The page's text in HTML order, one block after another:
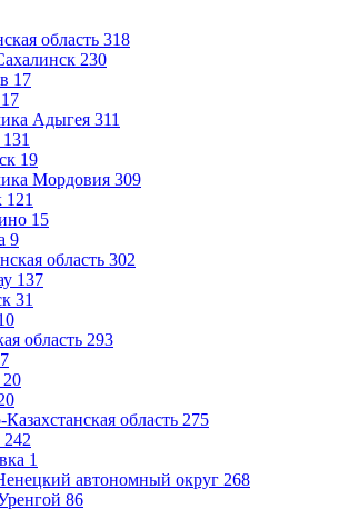
область 318
230
17
17
Адыгея 311
131
19
Мордовия 309
121
15
9
область 302
137
31
область 293
20
область 275
242
1
автономный округ 268
86